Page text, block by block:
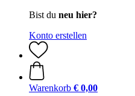
Bist du neu hier?
Konto erstellen
Warenkorb € 0,00